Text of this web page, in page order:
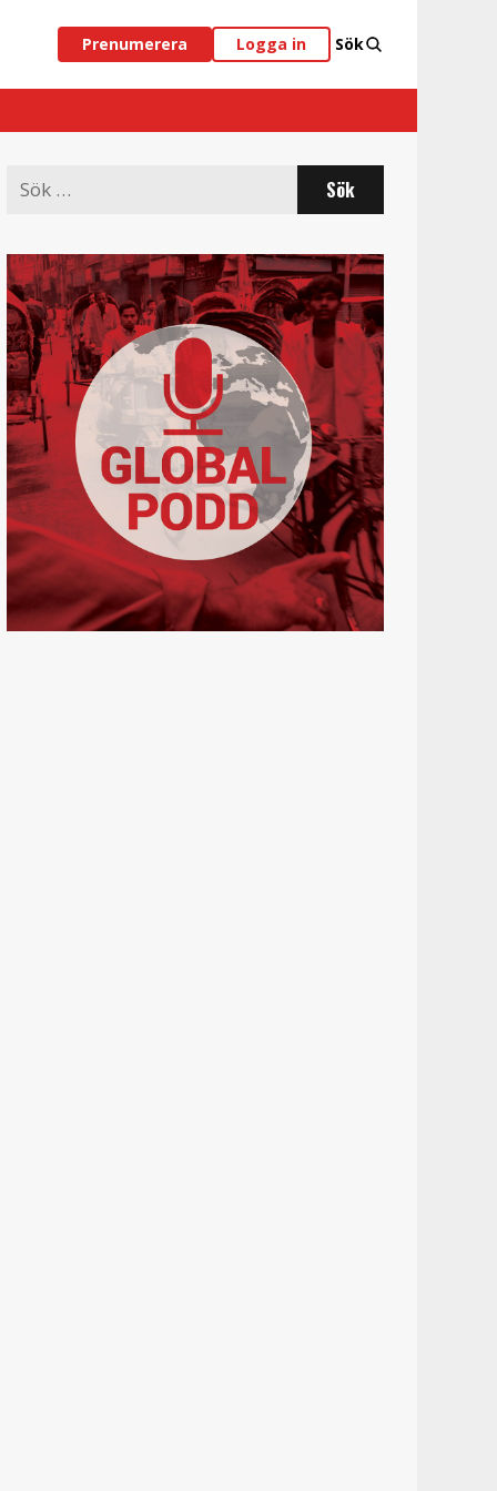
Prenumerera Logga in Sök
Search
for: